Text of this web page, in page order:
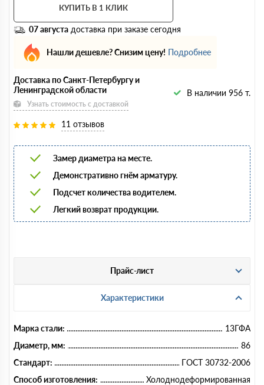
КУПИТЬ В 1 КЛИК
07 августа доставка при заказе сегодня
Нашли дешевле? Снизим цену! Подробнее
Доставка по Санкт-Петербургу и
Ленинградской области
Узнать стоимость с доставкой
В наличии 956 т.
11 отзывов
Замер диаметра на месте.
Демонстративно гнём арматуру.
Подсчет количества водителем.
Легкий возврат продукции.
Прайс-лист
Характеристики
Марка стали:
13ГФА
Диаметр, мм:
86
Стандарт:
ГОСТ 30732-2006
Способ изготовления:
Холоднодеформированная